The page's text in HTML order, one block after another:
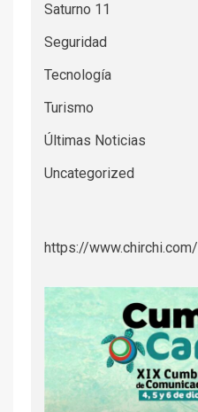
Saturno 11
Seguridad
Tecnología
Turismo
Últimas Noticias
Uncategorized
https://www.chirchi.com/